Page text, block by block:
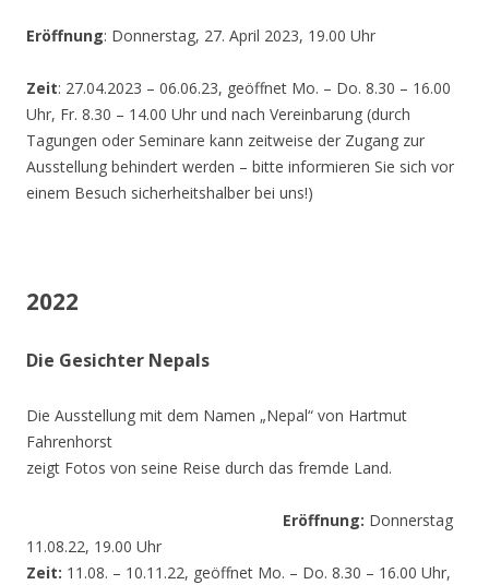
Eröffnung: Donnerstag, 27. April 2023, 19.00 Uhr
Zeit: 27.04.2023 – 06.06.23, geöffnet Mo. – Do. 8.30 – 16.00
Uhr, Fr. 8.30 – 14.00 Uhr und nach Vereinbarung (durch
Tagungen oder Seminare kann zeitweise der Zugang zur
Ausstellung behindert werden – bitte informieren Sie sich vor
einem Besuch sicherheitshalber bei uns!)
2022
Die Gesichter Nepals
Die Ausstellung mit dem Namen „Nepal“ von Hartmut
Fahrenhorst
zeigt Fotos von seine Reise durch das fremde Land.
Eröffnung: Donnerstag
11.08.22, 19.00 Uhr
Zeit: 11.08. – 10.11.22, geöffnet Mo. – Do. 8.30 – 16.00 Uhr,